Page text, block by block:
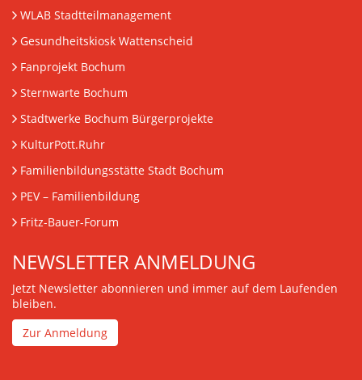
WLAB Stadtteilmanagement
Gesundheitskiosk Wattenscheid
Fanprojekt Bochum
Sternwarte Bochum
Stadtwerke Bochum Bürgerprojekte
KulturPott.Ruhr
Familienbildungsstätte Stadt Bochum
PEV– Familienbildung
Fritz-Bauer-Forum
NEWSLETTER ANMELDUNG
Jetzt Newsletter abonnieren und immer auf dem Laufenden
bleiben.
Zur Anmeldung